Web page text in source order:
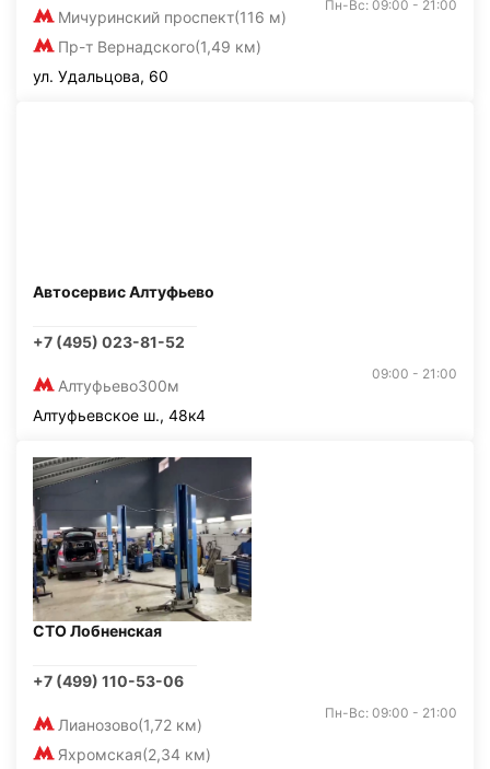
Мичуринский проспект(116 м)
Пр-т Вернадского(1,49 км)
Пн-Вс: 09:00 - 21:00
ул. Удальцова, 60
Автосервис Алтуфьево
+7 (495) 023-81-52
Алтуфьево300м
09:00 - 21:00
Алтуфьевское ш., 48к4
СТО Лобненская
+7 (499) 110-53-06
Лианозово(1,72 км)
Яхромская(2,34 км)
Пн-Вс: 09:00 - 21:00